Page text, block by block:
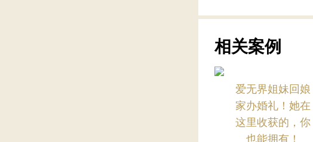
相关案例
爱无界姐妹回娘
家办婚礼！她在
这里收获的，你
也能拥有！